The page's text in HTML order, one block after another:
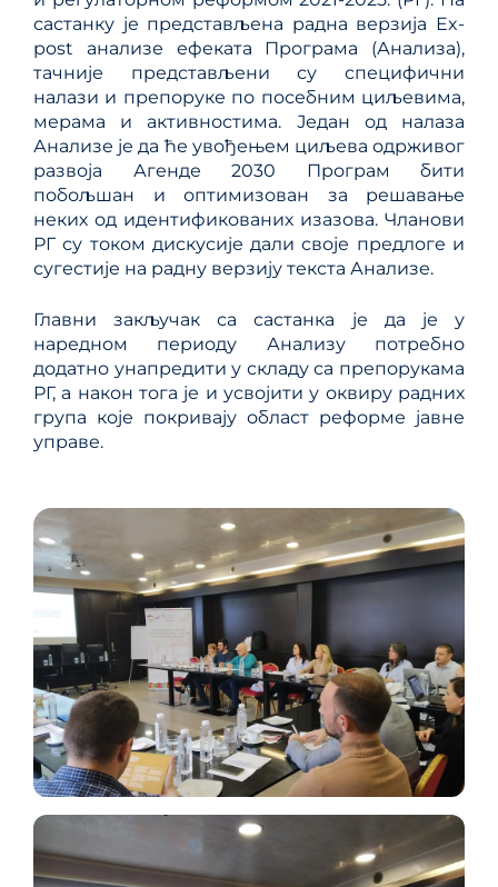
састанку је представљена радна верзија Еx-
post анализе ефеката Програма (Анализа),
тачније представљени су специфични
налази и препоруке по посебним циљевима,
мерама и активностима. Један од налаза
Анализе је да ће увођењем циљева одрживог
развоја Агенде 2030 Програм бити
побољшан и оптимизован за решавање
неких од идентификованих изазова. Чланови
РГ су током дискусије дали своје предлоге и
сугестије на радну верзију текста Анализе.
Главни закључак са састанка је да је у
наредном периоду Анализу потребно
додатно унапредити у складу са препорукама
РГ, а након тога је и усвојити у оквиру радних
група које покривају област реформе јавне
управе.